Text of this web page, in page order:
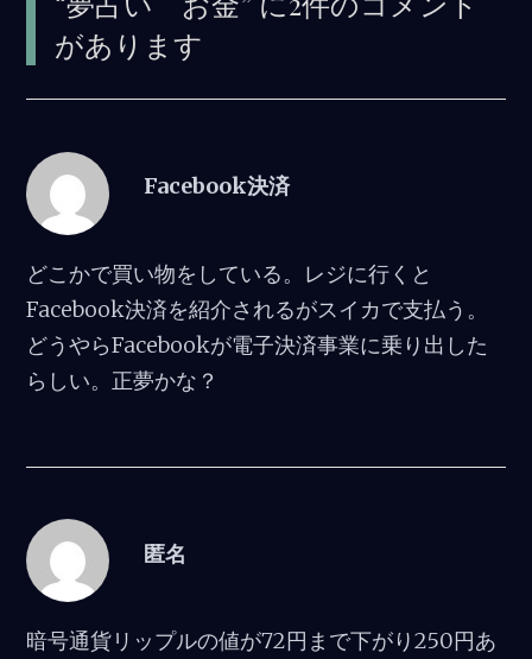
があります
Facebook決済
どこかで買い物をしている。レジに行くと
Facebook決済を紹介されるがスイカで支払う。
どうやらFacebookが電子決済事業に乗り出した
らしい。正夢かな？
匿名
暗号通貨リップルの値が72円まで下がり250円あ